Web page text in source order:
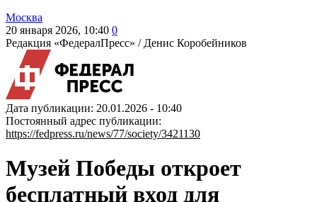
Москва
20 января 2026, 10:40 0
Редакция «ФедералПресс» / Денис Коробейников
Дата публикации: 20.01.2026 - 10:40
Постоянный адрес публикации:
https://fedpress.ru/news/77/society/3421130
Музей Победы откроет
бесплатный вход для